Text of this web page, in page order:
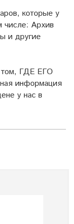
которые у
числе: Архив
и другие
ГДЕ ЕГО
информация
у нас в